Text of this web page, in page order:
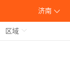
济南
区域